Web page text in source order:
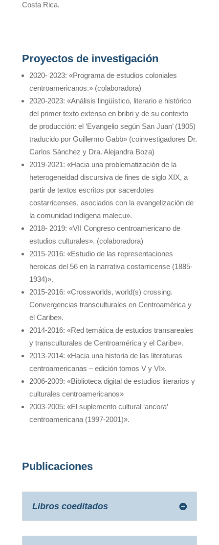
Costa Rica.
Proyectos de investigación
2020- 2023: «Programa de estudios coloniales
centroamericanos.» (colaboradora)
2020-2023: «Análisis lingüístico, literario e histórico
del primer texto extenso en bribri y de su contexto
de producción: el ‘Evangelio según San Juan’ (1905)
traducido por Guillermo Gabb» (coinvestigadores Dr.
Carlos Sánchez y Dra. Alejandra Boza)
2019-2021: «Hacia una problematización de la
heterogeneidad discursiva de fines de siglo XIX, a
partir de textos escritos por sacerdotes
costarricenses, asociados con la evangelización de
la comunidad indígena malecu».
2018- 2019: «VII Congreso centroamericano de
estudios culturales». (colaboradora)
2015-2016: «Estudio de las representaciones
heroicas del 56 en la narrativa costarricense (1885-
1934)».
2015-2016: «Crossworlds, world(s) crossing.
Convergencias transculturales en Centroamérica y
el Caribe».
2014-2016: «Red temática de estudios transareales
y transculturales de Centroamérica y el Caribe».
2013-2014: «Hacia una historia de las literaturas
centroamericanas – edición tomos V y VI».
2006-2009: «Biblioteca digital de estudios literarios y
culturales centroamericanos»
2003-2005: «El suplemento cultural ‘ancora’
centroamericana (1997-2001)».
Publicaciones
Libros coeditados